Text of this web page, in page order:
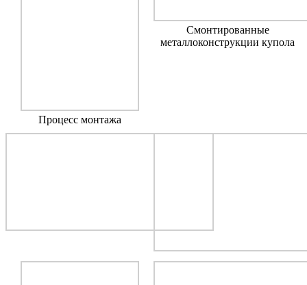
Процесс монтажа
Смонтированные
металлоконструкции купола